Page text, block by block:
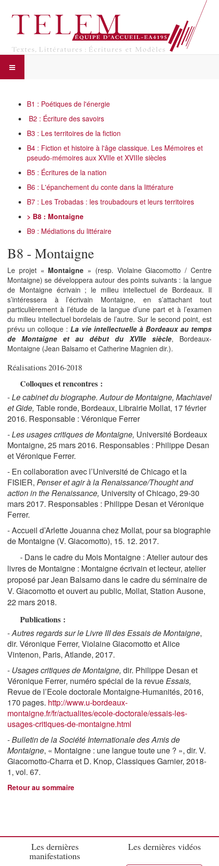
B1 : Poétiques de l'énergie
B2 : Écriture des savoirs
B3 : Les territoires de la fiction
B4 : Fiction et histoire à l'âge classique. Les Mémoires et
pseudo-mémoires aux XVIIe et XVIIIe siècles
B5 : Écritures de la nation
B6 : L'épanchement du conte dans la littérature
B7 : Les Trobadas : les troubadours et leurs territoires
> B8 : Montaigne
B9 : Médiations du littéraire
B8 - Montaigne
Le projet « Montaigne » (resp. Violaine Giacomotto / Centre
Montaigne) se développera autour des points suivants : la langue
de Montaigne écrivain ; le milieu intellectuel de Bordeaux. Il
s’intéressera à l’écrivain Montaigne, en s’attachant tout
particulièrement à l’étude de la langue d’une part et à l’examen
du milieu intellectuel bordelais de l’autre. Sur le second point, est
prévu un colloque :La vie intellectuelle à Bordeaux au temps
de Montaigne et au début du XVIIe siècle, Bordeaux-
Montaigne (Jean Balsamo et Catherine Magnien dir.).
Réalisations 2016-2018
Colloques et rencontres :
-Le cabinet du biographe. Autour de Montaigne, Machiavel
et Gide, Table ronde, Bordeaux, Librairie Mollat, 17 février
2016. Responsable : Véronique Ferrer
- Les usages critiques de Montaigne, Université Bordeaux
Montaigne, 25 mars 2016. Responsables : Philippe Desan
et Véronique Ferrer.
- En collaboration avec l’Université de Chicago et la
FISIER, Penser et agir à la Renaissance/Thought and
action in the Renaissance, University of Chicago, 29-30
mars 2017. Responsables : Philippe Desan et Véronique
Ferrer.
- Accueil d’Arlette Jouanna chez Mollat, pour sa biographie
de Montaigne (V. Giacomotto), 15. 12. 2017.
- Dans le cadre du Mois Montaigne : Atelier autour des
livres de Montaigne : Montaigne écrivain et lecteur, atelier
proposé par Jean Balsamo dans le cadre du séminaire de
V. Giacomotto et ouvert au public, Mollat, Station Ausone,
22 mars 2018.
Publications :
-Autres regards sur le Livre III des Essais de Montaigne,
dir. Véronique Ferrer, Violaine Giacomotto et Alice
Vintenon, Paris, Atlande, 2017.
- Usages critiques de Montaigne, dir. Philippe Desan et
Véronique Ferrer, numéro spécial de la revue Essais,
Revue de l’Ecole doctorale Montaigne-Humanités, 2016,
170 pages. http://www.u-bordeaux-
montaigne.fr/fr/actualites/ecole-doctorale/essais-les-
usages-critiques-de-montaigne.html
-Bulletin de la Société Internationale des Amis de
Montaigne, « Montaigne : une langue toute une ? », dir. V.
Giacomotto-Charra et D. Knop, Classiques Garnier, 2018-
1, vol. 67.
Retour au sommaire
Les dernières
manifestations
Les dernières vidéos